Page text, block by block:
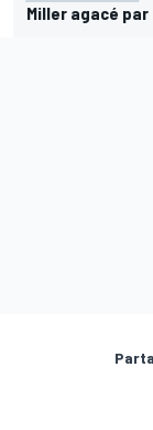
Miller agacé